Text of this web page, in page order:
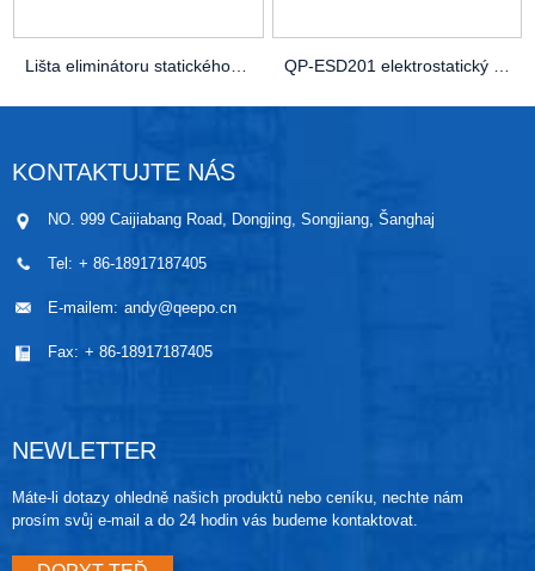
KONTAKTUJTE NÁS
NO. 999 Caijiabang Road, Dongjing, Songjiang, Šanghaj
Tel: + 86-18917187405
E-mailem: andy@qeepo.cn
Fax: + 86-18917187405
NEWLETTER
Máte-li dotazy ohledně našich produktů nebo ceníku, nechte nám
prosím svůj e-mail a do 24 hodin vás budeme kontaktovat.